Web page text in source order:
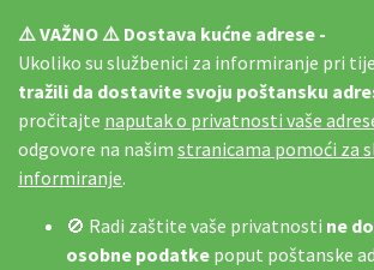
⚠️ VAŽNO ⚠️ Dostava kućne adrese -
Ukoliko su službenici za informiranje pri
tražili da dostavite svoju poštansku
pročitajte naputak o privatnosti vaše
odgovore na našim stranicama pomoći za
informiranje.
🚫 Radi zaštite vaše privatnosti ne
osobne podatke poput poštanske